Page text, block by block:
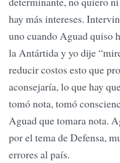
hay más intereses.
uno cuando Aguad quiso
la Antártida y yo dije
reducir costos esto que
aconsejaría, lo que hay
tomó nota, tomó
Aguad que tomara nota.
por el tema de Defensa,
errores al país.